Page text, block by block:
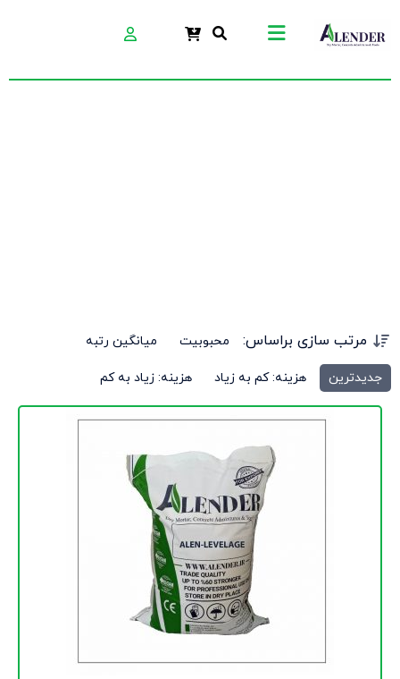
مرتب سازی براساس: محبوبیت میانگین رتبه
جدیدترین هزینه: کم به زیاد هزینه: زیاد به کم